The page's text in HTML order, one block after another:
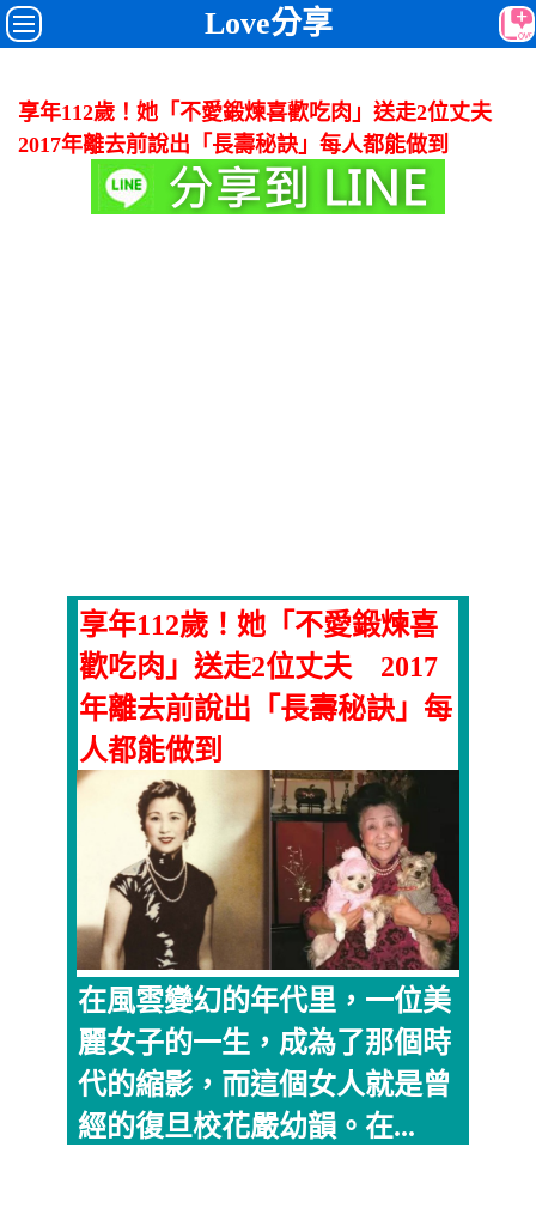
Love分享
享年112歲！她「不愛鍛煉喜歡吃肉」送走2位丈夫
2017年離去前說出「長壽秘訣」每人都能做到
享年112歲！她「不愛鍛煉喜
歡吃肉」送走2位丈夫 2017
年離去前說出「長壽秘訣」每
人都能做到
在風雲變幻的年代里，一位美
麗女子的一生，成為了那個時
代的縮影，而這個女人就是曾
經的復旦校花嚴幼韻。在...